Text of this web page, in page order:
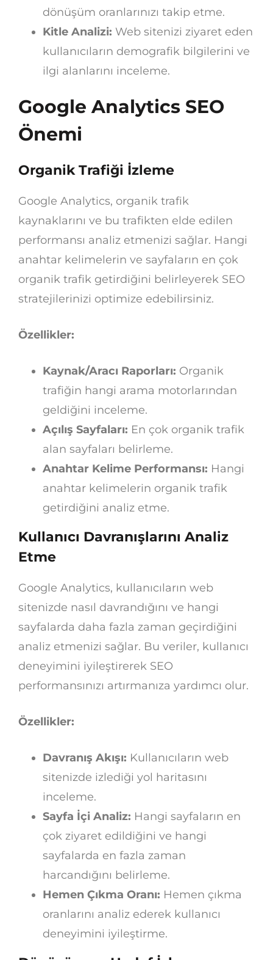
dönüşüm oranlarınızı takip etme.
Kitle Analizi: Web sitenizi ziyaret eden
kullanıcıların demografik bilgilerini ve
ilgi alanlarını inceleme.
Google Analytics SEO
Önemi
Organik Trafiği İzleme
Google Analytics, organik trafik
kaynaklarını ve bu trafikten elde edilen
performansı analiz etmenizi sağlar. Hangi
anahtar kelimelerin ve sayfaların en çok
organik trafik getirdiğini belirleyerek SEO
stratejilerinizi optimize edebilirsiniz.
Özellikler:
Kaynak/Aracı Raporları: Organik
trafiğin hangi arama motorlarından
geldiğini inceleme.
Açılış Sayfaları: En çok organik trafik
alan sayfaları belirleme.
Anahtar Kelime Performansı: Hangi
anahtar kelimelerin organik trafik
getirdiğini analiz etme.
Kullanıcı Davranışlarını Analiz
Etme
Google Analytics, kullanıcıların web
sitenizde nasıl davrandığını ve hangi
sayfalarda daha fazla zaman geçirdiğini
analiz etmenizi sağlar. Bu veriler, kullanıcı
deneyimini iyileştirerek SEO
performansınızı artırmanıza yardımcı olur.
Özellikler:
Davranış Akışı: Kullanıcıların web
sitenizde izlediği yol haritasını
inceleme.
Sayfa İçi Analiz: Hangi sayfaların en
çok ziyaret edildiğini ve hangi
sayfalarda en fazla zaman
harcandığını belirleme.
Hemen Çıkma Oranı: Hemen çıkma
oranlarını analiz ederek kullanıcı
deneyimini iyileştirme.